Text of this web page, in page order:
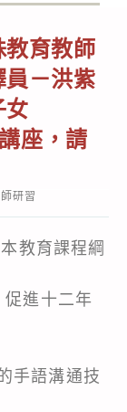
教育教師
員－洪紫
女
座，請
研習
教育課程綱
進十二年
手語溝通技